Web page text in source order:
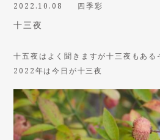
2022.10.08 四季彩
十三夜
十五夜はよく聞きますが十三夜もある
2022年は今日が十三夜